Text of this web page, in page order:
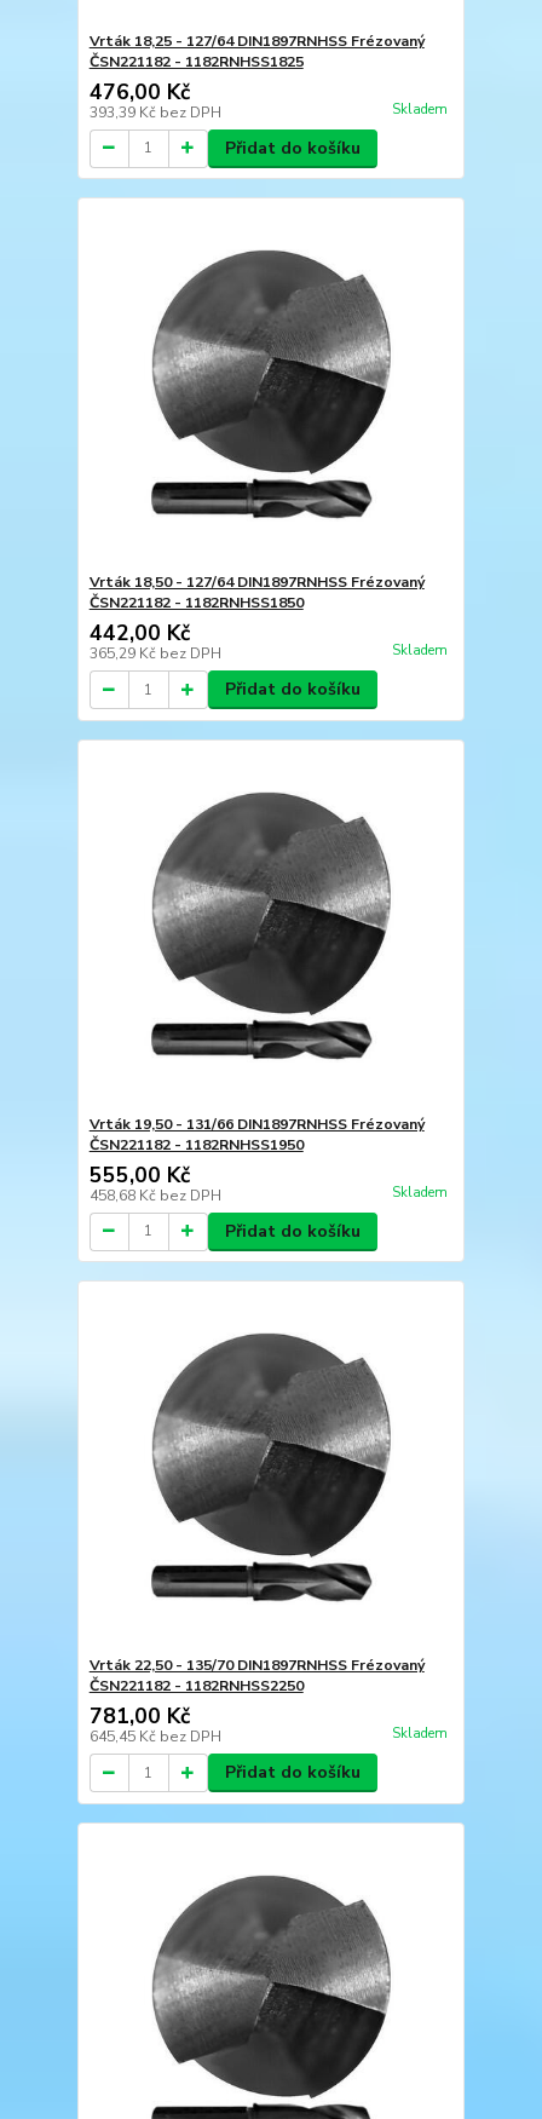
Vrták 18,25 - 127/64 DIN1897RNHSS Frézovaný
ČSN221182 - 1182RNHSS1825
476,00 Kč
393,39 Kč bez DPH Skladem
Přidat do košíku
Vrták 18,50 - 127/64 DIN1897RNHSS Frézovaný
ČSN221182 - 1182RNHSS1850
442,00 Kč
365,29 Kč bez DPH Skladem
Přidat do košíku
Vrták 19,50 - 131/66 DIN1897RNHSS Frézovaný
ČSN221182 - 1182RNHSS1950
555,00 Kč
458,68 Kč bez DPH Skladem
Přidat do košíku
Vrták 22,50 - 135/70 DIN1897RNHSS Frézovaný
ČSN221182 - 1182RNHSS2250
781,00 Kč
645,45 Kč bez DPH Skladem
Přidat do košíku